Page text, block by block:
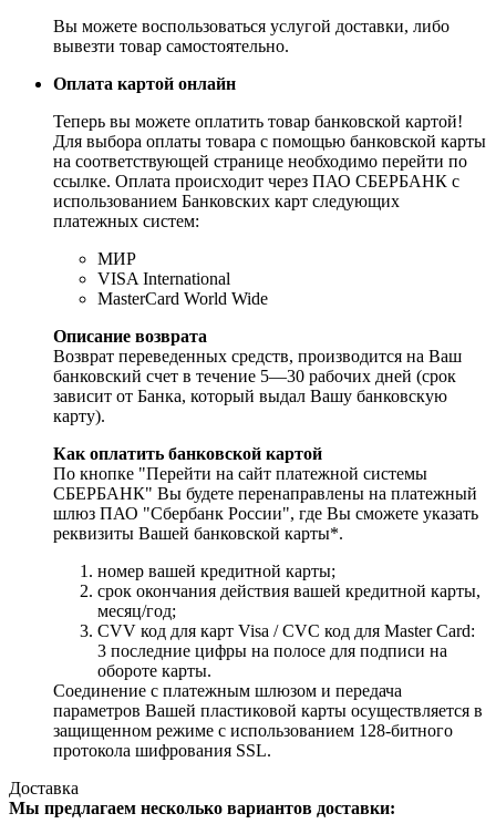
Вы можете воспользоваться услугой доставки, либо
вывезти товар самостоятельно.
Оплата картой онлайн
Теперь вы можете оплатить товар банковской картой!
Для выбора оплаты товара с помощью банковской карты
на соответствующей странице необходимо перейти по
ссылке. Оплата происходит через ПАО СБЕРБАНК с
использованием Банковских карт следующих
платежных систем:
МИР
VISA International
MasterCard World Wide
Описание возврата
Возврат переведенных средств, производится на Ваш
банковский счет в течение 5—30 рабочих дней (срок
зависит от Банка, который выдал Вашу банковскую
карту).
Как оплатить банковской картой
По кнопке "Перейти на сайт платежной системы
СБЕРБАНК" Вы будете перенаправлены на платежный
шлюз ПАО "Сбербанк России", где Вы сможете указать
реквизиты Вашей банковской карты*.
номер вашей кредитной карты;
cрок окончания действия вашей кредитной карты,
месяц/год;
CVV код для карт Visa / CVC код для Master Card:
3 последние цифры на полосе для подписи на
обороте карты.
Соединение с платежным шлюзом и передача
параметров Вашей пластиковой карты осуществляется в
защищенном режиме с использованием 128-битного
протокола шифрования SSL.
Доставка
Мы предлагаем несколько вариантов доставки: